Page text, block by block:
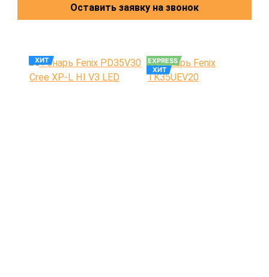
Оставить заявку на звонок
ХИТ
EXPRESS
ХИТ